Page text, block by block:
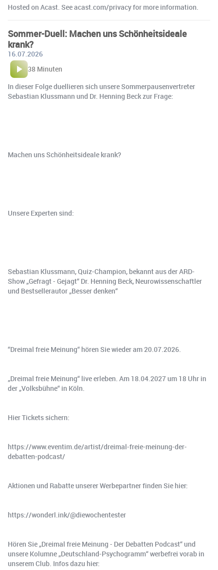
Hosted on Acast. See acast.com/privacy for more information.
Sommer-Duell: Machen uns Schönheitsideale
krank?
16.07.2026
38 Minuten
In dieser Folge duellieren sich unsere Sommerpausenvertreter
Sebastian Klussmann und Dr. Henning Beck zur Frage:
Machen uns Schönheitsideale krank?
Unsere Experten sind:
Sebastian Klussmann, Quiz-Champion, bekannt aus der ARD-
Show „Gefragt - Gejagt“ Dr. Henning Beck, Neurowissenschaftler
und Bestsellerautor „Besser denken“
“Dreimal freie Meinung“ hören Sie wieder am 20.07.2026.
„Dreimal freie Meinung“ live erleben. Am 18.04.2027 um 18 Uhr in
der „Volksbühne“ in Köln.
Hier Tickets sichern:
https://www.eventim.de/artist/dreimal-freie-meinung-der-
debatten-podcast/
Aktionen und Rabatte unserer Werbepartner finden Sie hier:
https://wonderl.ink/@diewochentester
Hören Sie „Dreimal freie Meinung - Der Debatten Podcast“ und
unsere Kolumne „Deutschland-Psychogramm“ werbefrei vorab in
unserem Club. Infos dazu hier: